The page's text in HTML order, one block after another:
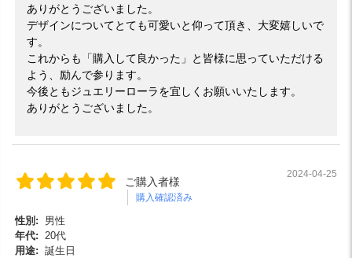
ありがとうございました。
デザインについてとても可愛いと仰って頂き、大変嬉しいで
す。
これからも「購入して良かった」と皆様に思っていただける
よう、励んで参ります。
今後ともジュエリーローラを宜しくお願いいたします。
ありがとうございました。
ご購入者様
購入確認済み
2024-04-25
性別:
男性
年代: 20代
用途: 誕生日